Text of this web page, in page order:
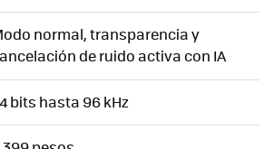
normal, transparencia y
de ruido activa con IA
bits hasta 96 kHz